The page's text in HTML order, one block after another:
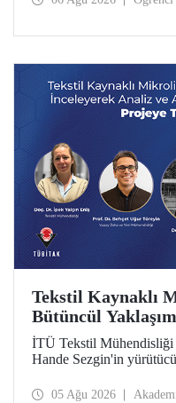
Tekstil Kaynaklı
Bütüncül
Azaltım
TÜBİTAK Desteği
İTÜ Tekstil
Hande Sezgin'in
Koşullarına Bağlı
05 Ağu 2026